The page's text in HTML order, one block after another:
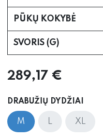
PŪKŲ KOKYBĖ
SVORIS (G)
289,17 €
DRABUŽIŲ DYDŽIAI
M L XL